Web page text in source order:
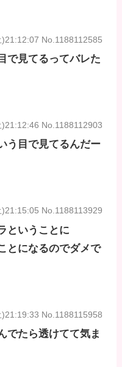
No.1188112585
で見てるってバレた
No.1188112903
う目で見てるんだー
No.1188113929
ということに
とになるのでダメで
No.1188115958
でたら透けてて気ま